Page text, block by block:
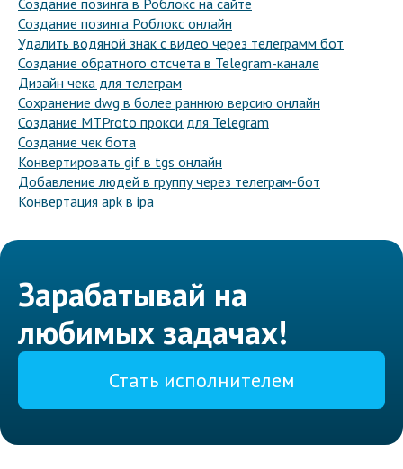
Создание позинга в Роблокс на сайте
Создание позинга Роблокс онлайн
Удалить водяной знак с видео через телеграмм бот
Создание обратного отсчета в Telegram-канале
Дизайн чека для телеграм
Сохранение dwg в более раннюю версию онлайн
Создание MTProto прокси для Telegram
Создание чек бота
Конвертировать gif в tgs онлайн
Добавление людей в группу через телеграм-бот
Конвертация apk в ipa
Зарабатывай на
любимых задачах!
Стать исполнителем